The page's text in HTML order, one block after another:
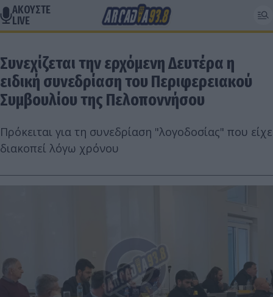
ΑΚΟΥΣΤΕ
LIVE
Συνεχίζεται την ερχόμενη Δευτέρα η
ειδική συνεδρίαση του Περιφερειακού
Συμβουλίου της Πελοποννήσου
Πρόκειται για τη συνεδρίαση "λογοδοσίας" που είχε
διακοπεί λόγω χρόνου